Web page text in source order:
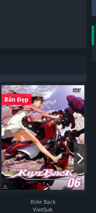
Bản Đẹp
Ride Back
VietSub